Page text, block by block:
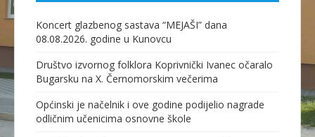
Koncert glazbenog sastava “MEJAŠI” dana
08.08.2026. godine u Kunovcu
Društvo izvornog folklora Koprivnički Ivanec očaralo
Bugarsku na X. Černomorskim večerima
Općinski je načelnik i ove godine podijelio nagrade
odličnim učenicima osnovne škole